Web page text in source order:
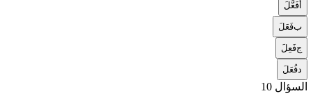
أفَعَّلَ
بفَعَلَ
جفَعِلَ
دفُعَلَ
السؤال 10